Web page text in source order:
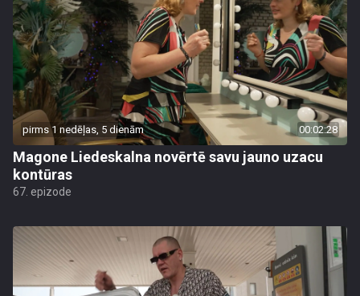
pirms 1 nedēļas, 5 dienām 00:02:28
Magone Liedeskalna novērtē savu jauno uzacu
kontūras
67. epizode